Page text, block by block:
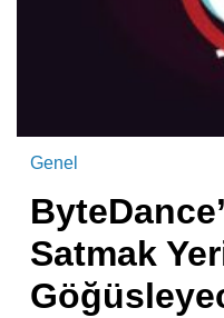
Genel
Satmak